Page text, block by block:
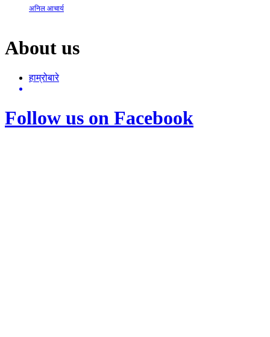
अनिल आचार्य
About us
हाम्रोबारे
Follow us on Facebook